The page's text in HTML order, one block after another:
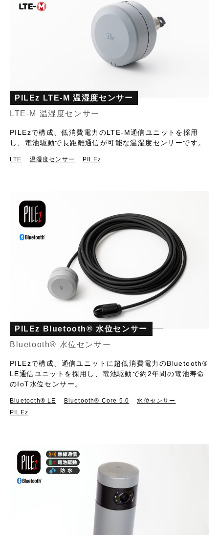
PILEz LTE-M 温湿度センサー
LTE-M 温湿度センサー
PILEzで構成、低消費電力のLTE-M通信ユニットを採用
し、電池駆動で長距離通信が可能な温湿度センサーです。
LTE 温湿度センサー PILEz
PILEz Bluetooth® 水位センサー
Bluetooth® 水位センサー
PILEzで構成、通信ユニットに超低消費電力のBluetooth®
LE通信ユニットを採用し、電池駆動で約2年間の電池寿命
のIoT水位センサー。
Bluetooth®︎ LE Bluetooth® Core 5.0
水位センサー
PILEz